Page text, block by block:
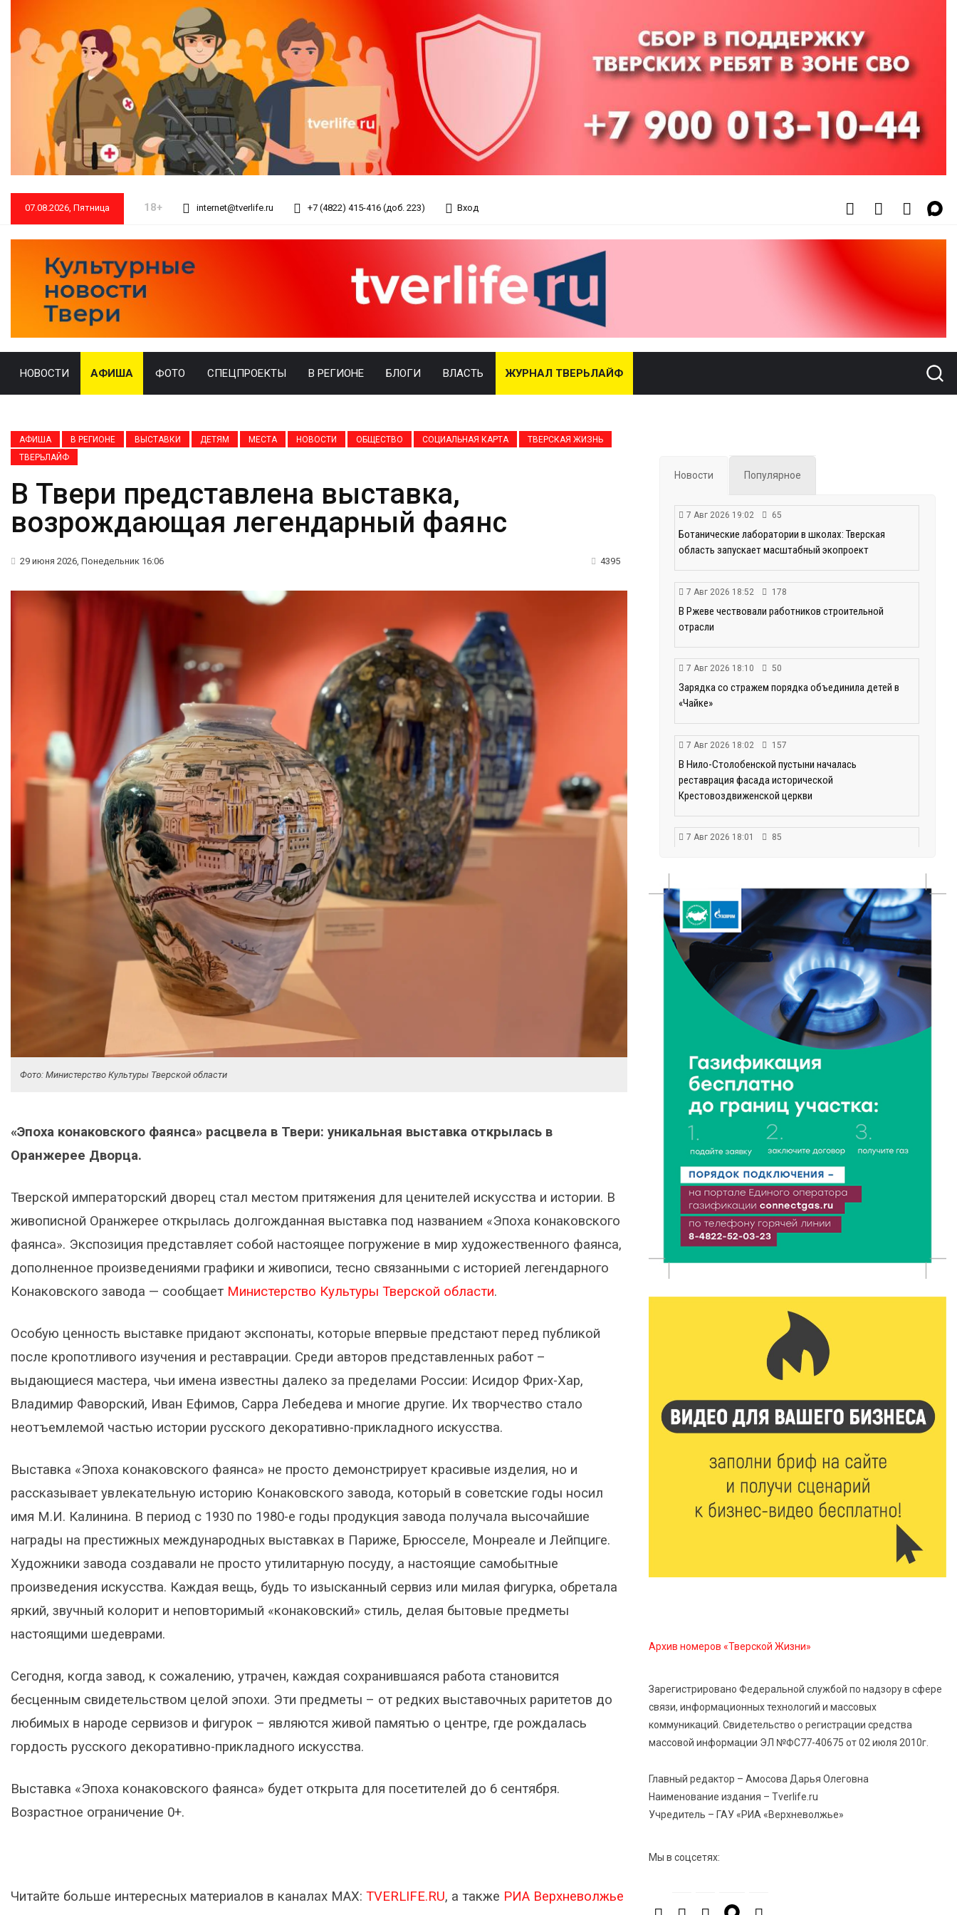
07.08.2026, Пятница 18+ internet@tverlife.ru +7 (4822) 415-416 (доб. 223) Вход
НОВОСТИ АФИША ФОТО СПЕЦПРОЕКТЫ В РЕГИОНЕ БЛОГИ ВЛАСТЬ ЖУРНАЛ ТВЕРЬЛАЙФ
АФИША В РЕГИОНЕ ВЫСТАВКИ ДЕТЯМ МЕСТА НОВОСТИ ОБЩЕСТВО СОЦИАЛЬНАЯ КАРТА
ТВЕРСКАЯ ЖИЗНЬ
ТВЕРЬЛАЙФ
В Твери представлена выставка,
возрождающая легендарный фаянс
29 июня 2026, Понедельник 16:06 4395
Фото: Министерство Культуры Тверской области
«Эпоха конаковского фаянса» расцвела в Твери: уникальная выставка открылась в
Оранжерее Дворца.
Тверской императорский дворец стал местом притяжения для ценителей искусства и истории. В
живописной Оранжерее открылась долгожданная выставка под названием «Эпоха конаковского
фаянса». Экспозиция представляет собой настоящее погружение в мир художественного фаянса,
дополненное произведениями графики и живописи, тесно связанными с историей легендарного
Конаковского завода — сообщает Министерство Культуры Тверской области.
Особую ценность выставке придают экспонаты, которые впервые предстают перед публикой
после кропотливого изучения и реставрации. Среди авторов представленных работ –
выдающиеся мастера, чьи имена известны далеко за пределами России: Исидор Фрих-Хар,
Владимир Фаворский, Иван Ефимов, Сарра Лебедева и многие другие. Их творчество стало
неотъемлемой частью истории русского декоративно-прикладного искусства.
Выставка «Эпоха конаковского фаянса» не просто демонстрирует красивые изделия, но и
рассказывает увлекательную историю Конаковского завода, который в советские годы носил
имя М.И. Калинина. В период с 1930 по 1980-е годы продукция завода получала высочайшие
награды на престижных международных выставках в Париже, Брюсселе, Монреале и Лейпциге.
Художники завода создавали не просто утилитарную посуду, а настоящие самобытные
произведения искусства. Каждая вещь, будь то изысканный сервиз или милая фигурка, обретала
яркий, звучный колорит и неповторимый «конаковский» стиль, делая бытовые предметы
настоящими шедеврами.
Сегодня, когда завод, к сожалению, утрачен, каждая сохранившаяся работа становится
бесценным свидетельством целой эпохи. Эти предметы – от редких выставочных раритетов до
любимых в народе сервизов и фигурок – являются живой памятью о центре, где рождалась
гордость русского декоративно-прикладного искусства.
Выставка «Эпоха конаковского фаянса» будет открыта для посетителей до 6 сентября.
Возрастное ограничение 0+.
Читайте больше интересных материалов в каналах МАХ: TVERLIFE.RU, а также РИА Верхневолжье
Новости Популярное
7 Авг 2026 19:02 65
Ботанические лаборатории в школах: Тверская
область запускает масштабный экопроект
7 Авг 2026 18:52 178
В Ржеве чествовали работников строительной
отрасли
7 Авг 2026 18:10 50
Зарядка со стражем порядка объединила детей в
«Чайке»
7 Авг 2026 18:02 157
В Нило-Столобенской пустыни началась
реставрация фасада исторической
Крестовоздвиженской церкви
7 Авг 2026 18:01 85
7 Авг 2026 17:02
Названы первые победители программы «Земский
работник культуры» в Тверской области
7 Авг 2026 16:32 216
Без прав и лицензий: итоги проверки таксистов в
7 Авг 2026 16:02 195
Сладкая программа в Твери: дегустация мёда и
рассказ о жизни пчёл
7 Авг 2026 15:41
студентов российских вузов
7 Авг 2026 15:37 115
Жителям Тверской области напомнили об
7 Авг 2026 15:32 121
Золотой век “Горьковки”: как А. М. Кузнецова
изменила библиотечную жизнь Верхневолжья
99
трансформаторных подстанций и более 146 км ЛЭП
в Тверской области
7 Авг 2026 15:10 98
На Петербургском марафоне «Пушкин — Петербург»
появится новая беговая трасса для
профессиональных спортсменов
От звёздочек к чемпионам: в Твери отметили
Медицина стала самым популярным направлением у
7 Авг 2026 14:31 146
От сортировки мусора до жилья для ветеранов СВО:
Владимир Васильев посетил СНТ в Твери
7 Авг 2026 14:02
Владимир Васильев получил удостоверение
кандидата в депутаты Госдумы IX созыва
7 Авг 2026 13:32
Архив номеров «Тверской Жизни»
Зарегистрировано Федеральной службой по надзору в сфере
связи, информационных технологий и массовых
коммуникаций. Свидетельство о регистрации средства
массовой информации ЭЛ №ФС77-40675 от 02 июля 2010г.
Главный редактор – Амосова Дарья Олеговна
Наименование издания – Tverlife.ru
Учредитель – ГАУ «РИА «Верхневолжье»
Мы в соцсетях: